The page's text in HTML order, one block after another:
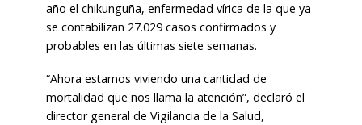
año el chikunguña, enfermedad vírica de la que ya
se contabilizan 27.029 casos confirmados y
probables en las últimas siete semanas.
“Ahora estamos viviendo una cantidad de
mortalidad que nos llama la atención”, declaró el
director general de Vigilancia de la Salud,